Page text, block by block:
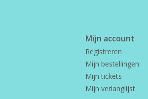
Mijn account
Registreren
Mijn bestellingen
Mijn tickets
Mijn verlanglijst